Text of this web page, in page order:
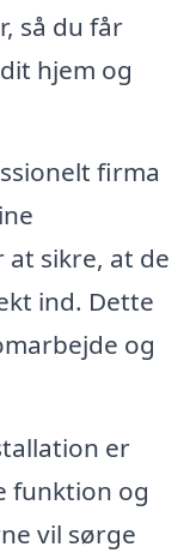
så du får
hjem og
firma
sikre, at de
ind. Dette
og
er
funktion og
vil sørge